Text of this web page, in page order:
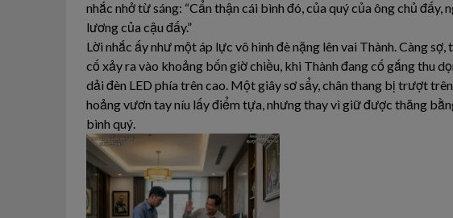
nhắc nhở từ sáng: “Cẩn thận cái bình đó, của quý của ông chủ đấy,
lương của cậu đấy.”
Lời nhắc ấy như một áp lực vô hình đè nặng lên vai Thành. Càng
cố xảy ra vào khoảng bốn giờ chiều, khi Thành đang cố gắng thu
dải đèn LED phía trên cao. Một giây sơ sẩy, chân thang bị trượt
hoảng vươn tay níu lấy điểm tựa, nhưng thay vì giữ được thăng
bình quý.